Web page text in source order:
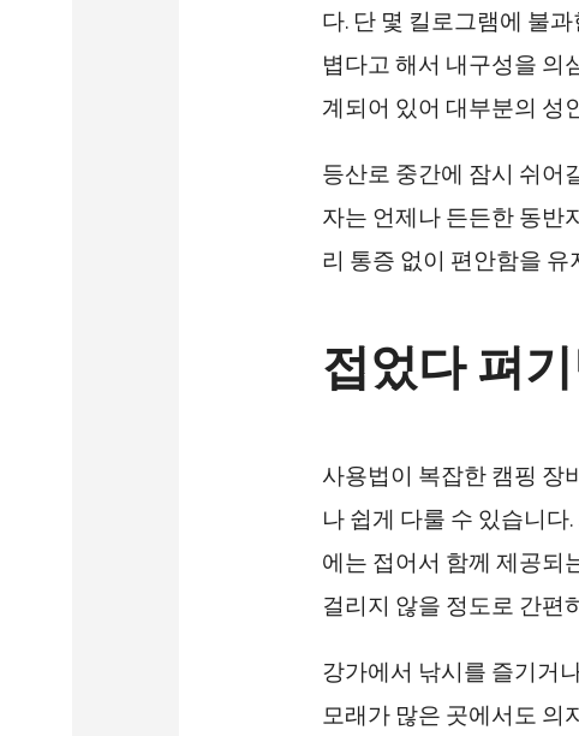
다. 단 몇 킬로그램에 불
볍다고 해서 내구성을 의
계되어 있어 대부분의 성
등산로 중간에 잠시 쉬어
자는 언제나 든든한 동반
리 통증 없이 편안함을 유
접었다 펴
사용법이 복잡한 캠핑 장
나 쉽게 다룰 수 있습니
에는 접어서 함께 제공되
걸리지 않을 정도로 간편
강가에서 낚시를 즐기거
모래가 많은 곳에서도 의